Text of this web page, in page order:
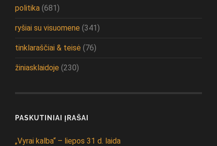
politika (681)
ryšiai su visuomene (341)
tinklaraščiai & teisė (76)
žiniasklaidoje (230)
PASKUTINIAI ĮRAŠAI
„Vyrai kalba“ – liepos 31 d. laida